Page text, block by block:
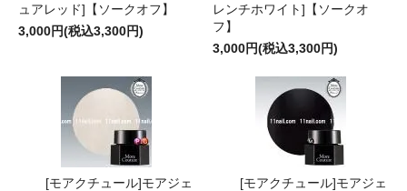
ュアレッド]【ソークオフ】
3,000円(税込3,300円)
レンチホワイト]【ソークオ
フ】
3,000円(税込3,300円)
[モアクチュール]モアジェ
[モアクチュール]モアジェ